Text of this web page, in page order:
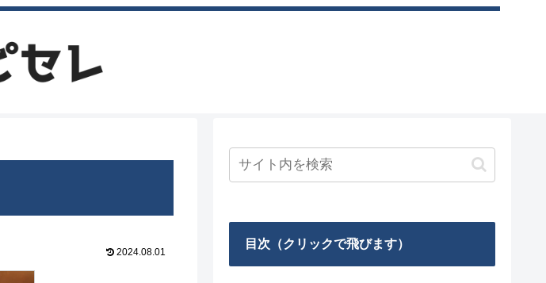
2024.08.01
目次（クリックで飛びます）